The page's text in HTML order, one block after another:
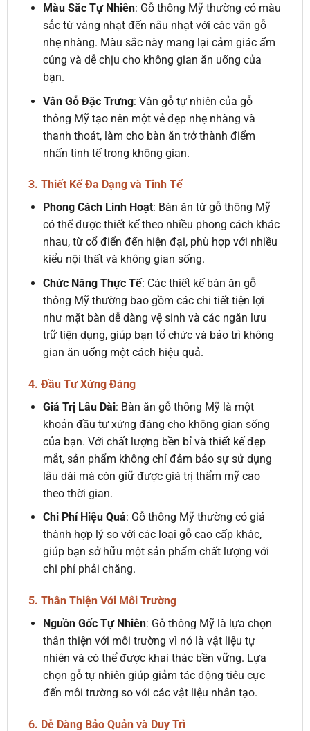
Màu Sắc Tự Nhiên: Gỗ thông Mỹ thường có màu
sắc từ vàng nhạt đến nâu nhạt với các vân gỗ
nhẹ nhàng. Màu sắc này mang lại cảm giác ấm
cúng và dễ chịu cho không gian ăn uống của
bạn.
Vân Gỗ Đặc Trưng: Vân gỗ tự nhiên của gỗ
thông Mỹ tạo nên một vẻ đẹp nhẹ nhàng và
thanh thoát, làm cho bàn ăn trở thành điểm
nhấn tinh tế trong không gian.
3. Thiết Kế Đa Dạng và Tinh Tế
Phong Cách Linh Hoạt: Bàn ăn từ gỗ thông Mỹ
có thể được thiết kế theo nhiều phong cách khác
nhau, từ cổ điển đến hiện đại, phù hợp với nhiều
kiểu nội thất và không gian sống.
Chức Năng Thực Tế: Các thiết kế bàn ăn gỗ
thông Mỹ thường bao gồm các chi tiết tiện lợi
như mặt bàn dễ dàng vệ sinh và các ngăn lưu
trữ tiện dụng, giúp bạn tổ chức và bảo trì không
gian ăn uống một cách hiệu quả.
4. Đầu Tư Xứng Đáng
Giá Trị Lâu Dài: Bàn ăn gỗ thông Mỹ là một
khoản đầu tư xứng đáng cho không gian sống
của bạn. Với chất lượng bền bỉ và thiết kế đẹp
mắt, sản phẩm không chỉ đảm bảo sự sử dụng
lâu dài mà còn giữ được giá trị thẩm mỹ cao
theo thời gian.
Chi Phí Hiệu Quả: Gỗ thông Mỹ thường có giá
thành hợp lý so với các loại gỗ cao cấp khác,
giúp bạn sở hữu một sản phẩm chất lượng với
chi phí phải chăng.
5. Thân Thiện Với Môi Trường
Nguồn Gốc Tự Nhiên: Gỗ thông Mỹ là lựa chọn
thân thiện với môi trường vì nó là vật liệu tự
nhiên và có thể được khai thác bền vững. Lựa
chọn gỗ tự nhiên giúp giảm tác động tiêu cực
đến môi trường so với các vật liệu nhân tạo.
6. Dễ Dàng Bảo Quản và Duy Trì